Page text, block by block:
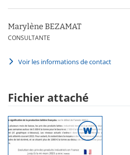
Marylène BEZAMAT
CONSULTANTE
Voir les informations de contact
Fichier attaché